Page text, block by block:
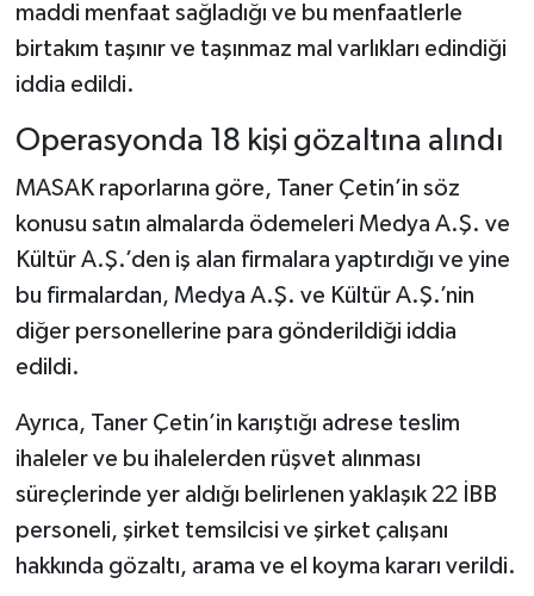
maddi menfaat sağladığı ve bu menfaatlerle
birtakım taşınır ve taşınmaz mal varlıkları edindiği
iddia edildi.
Operasyonda 18 kişi gözaltına alındı
MASAK raporlarına göre, Taner Çetin’in söz
konusu satın almalarda ödemeleri Medya A.Ş. ve
Kültür A.Ş.’den iş alan firmalara yaptırdığı ve yine
bu firmalardan, Medya A.Ş. ve Kültür A.Ş.’nin
diğer personellerine para gönderildiği iddia
edildi.
Ayrıca, Taner Çetin’in karıştığı adrese teslim
ihaleler ve bu ihalelerden rüşvet alınması
süreçlerinde yer aldığı belirlenen yaklaşık 22 İBB
personeli, şirket temsilcisi ve şirket çalışanı
hakkında gözaltı, arama ve el koyma kararı verildi.